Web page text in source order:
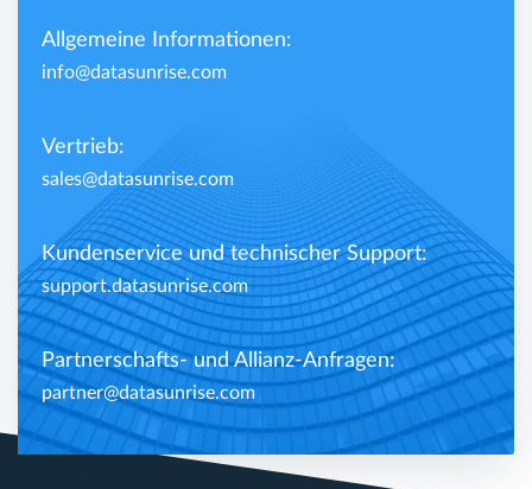
Allgemeine Informationen:
info@datasunrise.com
Vertrieb:
sales@datasunrise.com
Kundenservice und technischer Support:
support.datasunrise.com
Partnerschafts- und Allianz-Anfragen:
partner@datasunrise.com